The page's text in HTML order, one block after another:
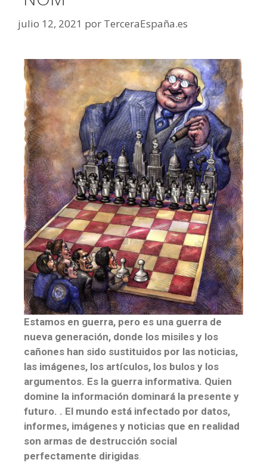
julio 12, 2021 por TerceraEspaña.es
Estamos en guerra, pero es una guerra de
nueva generación, donde los misiles y los
cañones han sido sustituidos por las noticias,
las imágenes, los artículos, los bulos y los
argumentos. Es la guerra informativa. Quien
domine la información dominará la presente y
futuro. . El mundo está infectado por datos,
informes, imágenes y noticias que en realidad
son armas de destrucción social
perfectamente dirigidas.